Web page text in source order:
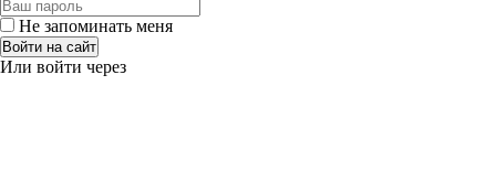
Не запоминать меня
Войти на сайт
Или войти через